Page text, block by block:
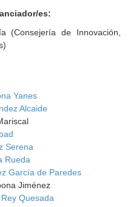
es:
(Consejería de Innovación,
Yanes
Alcaide
Serena
Rueda
García de Paredes
Jiménez
Quesada